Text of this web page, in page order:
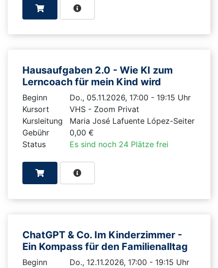
Hausaufgaben 2.0 - Wie KI zum
Lerncoach für mein Kind wird
Beginn
Do., 05.11.2026, 17:00 - 19:15 Uhr
Kursort
VHS - Zoom Privat
Kursleitung
Maria José Lafuente López-Seiter
Gebühr
0,00 €
Status
Es sind noch 24 Plätze frei
ChatGPT & Co. Im Kinderzimmer -
Ein Kompass für den Familienalltag
Beginn
Do., 12.11.2026, 17:00 - 19:15 Uhr